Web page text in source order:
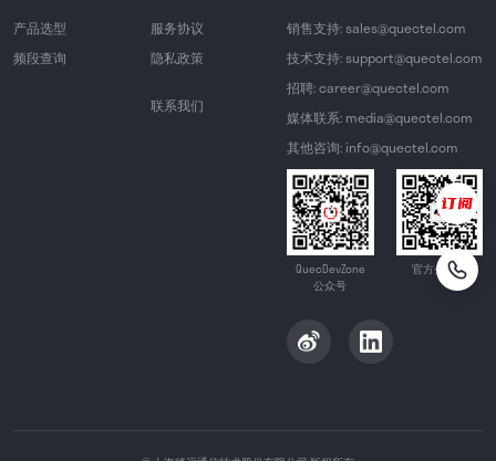
产品选型
频段查询
服务协议
隐私政策
联系我们
销售支持: sales@quectel.com
技术支持: support@quectel.com
招聘: career@quectel.com
媒体联系: media@quectel.com
其他咨询: info@quectel.com
QuecDevZone
公众号
官方公众号